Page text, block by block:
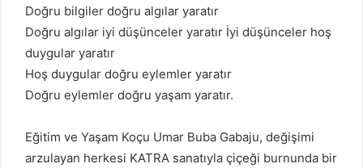
Doğru bilgiler doğru algılar yaratır
Doğru algılar iyi düşünceler yaratır İyi düşünceler hoş
duygular yaratır
Hoş duygular doğru eylemler yaratır
Doğru eylemler doğru yaşam yaratır.
Eğitim ve Yaşam Koçu Umar Buba Gabaju, değişimi
arzulayan herkesi KATRA sanatıyla çiçeği burnunda bir